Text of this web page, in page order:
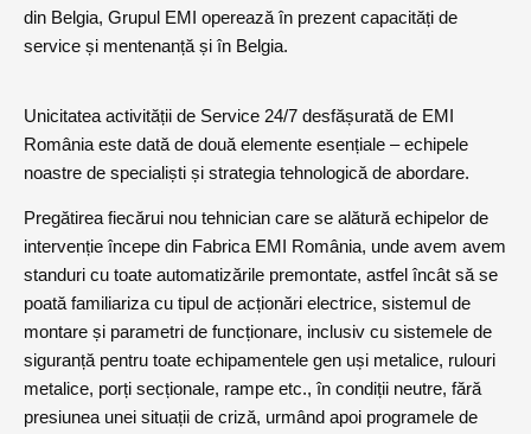
din Belgia, Grupul EMI operează în prezent capacități de
service și mentenanță și în Belgia.
Unicitatea activității de Service 24/7 desfășurată de EMI
România este dată de două elemente esențiale – echipele
noastre de specialiști și strategia tehnologică de abordare.
Pregătirea fiecărui nou tehnician care se alătură echipelor de
intervenție începe din Fabrica EMI România, unde avem avem
standuri cu toate automatizările premontate, astfel încât să se
poată familiariza cu tipul de acționări electrice, sistemul de
montare și parametri de funcționare, inclusiv cu sistemele de
siguranță pentru toate echipamentele gen uși metalice, rulouri
metalice, porți secționale, rampe etc., în condiții neutre, fără
presiunea unei situații de criză, urmând apoi programele de